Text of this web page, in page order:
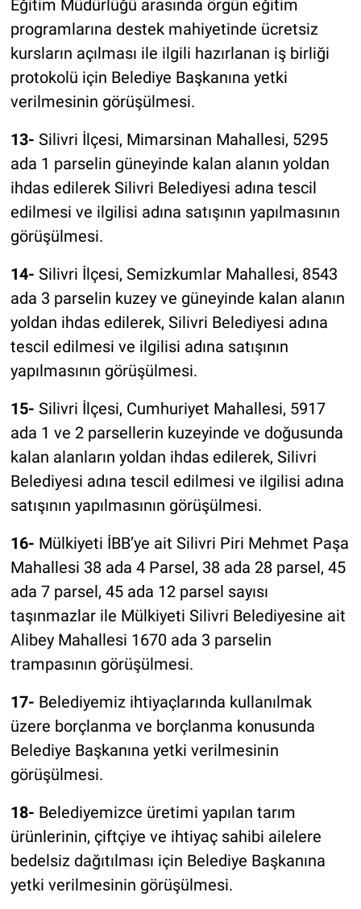
Eğitim Müdürlüğü arasında örgün eğitim
programlarına destek mahiyetinde ücretsiz
kursların açılması ile ilgili hazırlanan iş birliği
protokolü için Belediye Başkanına yetki
verilmesinin görüşülmesi.
13- Silivri İlçesi, Mimarsinan Mahallesi, 5295
ada 1 parselin güneyinde kalan alanın yoldan
ihdas edilerek Silivri Belediyesi adına tescil
edilmesi ve ilgilisi adına satışının yapılmasının
görüşülmesi.
14- Silivri İlçesi, Semizkumlar Mahallesi, 8543
ada 3 parselin kuzey ve güneyinde kalan alanın
yoldan ihdas edilerek, Silivri Belediyesi adına
tescil edilmesi ve ilgilisi adına satışının
yapılmasının görüşülmesi.
15- Silivri İlçesi, Cumhuriyet Mahallesi, 5917
ada 1 ve 2 parsellerin kuzeyinde ve doğusunda
kalan alanların yoldan ihdas edilerek, Silivri
Belediyesi adına tescil edilmesi ve ilgilisi adına
satışının yapılmasının görüşülmesi.
16- Mülkiyeti İBB’ye ait Silivri Piri Mehmet Paşa
Mahallesi 38 ada 4 Parsel, 38 ada 28 parsel, 45
ada 7 parsel, 45 ada 12 parsel sayısı
taşınmazlar ile Mülkiyeti Silivri Belediyesine ait
Alibey Mahallesi 1670 ada 3 parselin
trampasının görüşülmesi.
17- Belediyemiz ihtiyaçlarında kullanılmak
üzere borçlanma ve borçlanma konusunda
Belediye Başkanına yetki verilmesinin
görüşülmesi.
18- Belediyemizce üretimi yapılan tarım
ürünlerinin, çiftçiye ve ihtiyaç sahibi ailelere
bedelsiz dağıtılması için Belediye Başkanına
yetki verilmesinin görüşülmesi.